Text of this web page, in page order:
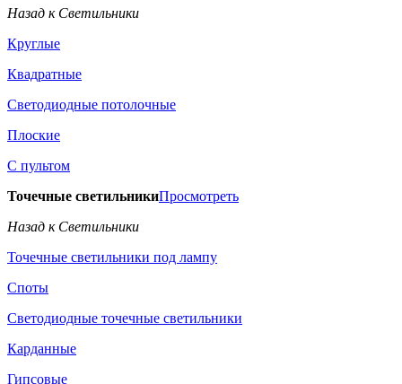
Назад к Светильники
Круглые
Квадратные
Светодиодные потолочные
Плоские
С пультом
Точечные светильникиПросмотреть
Назад к Светильники
Точечные светильники под лампу
Споты
Светодиодные точечные светильники
Карданные
Гипсовые